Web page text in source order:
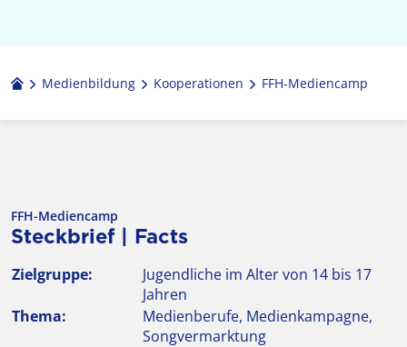
Medienbildung Kooperationen FFH-Mediencamp
FFH-Mediencamp
Steckbrief | Facts
Zielgruppe:
Jugendliche im Alter von 14 bis 17
Jahren
Thema:
Medienberufe, Medienkampagne,
Songvermarktung